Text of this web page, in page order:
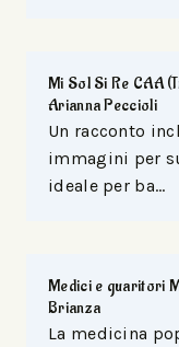
Mi Sol Si Re CAA
Arianna Peccioli
Un racconto
immagini per
ideale per ba…
Medici e guaritori
Brianza
La medicina